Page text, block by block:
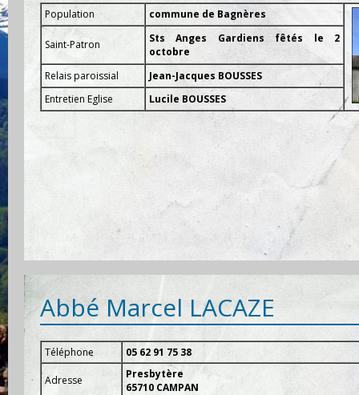
Population commune de Bagnères
Saint-Patron
Sts Anges Gardiens fêtés le 2
octobre
Relais paroissial
Jean-Jacques BOUSSES
Entretien Eglise
Lucile BOUSSES
Abbé Marcel LACAZE
Téléphone 05 62 91 75 38
Adresse
Presbytère
65710 CAMPAN